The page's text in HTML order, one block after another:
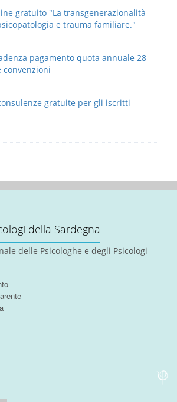
gratuito "La transgenerazionalità
e trauma familiare."
pagamento quota annuale 28
convenzioni
gratuite per gli iscritti
della Sardegna
delle Psicologhe e degli Psicologi